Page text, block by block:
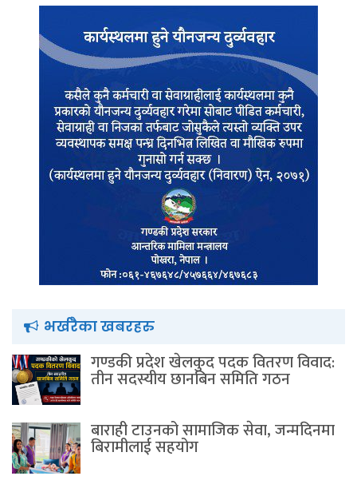
भर्खरैका खबरहरु
गण्डकी प्रदेश खेलकुद पदक वितरण विवाद:
तीन सदस्यीय छानबिन समिति गठन
बाराही टाउनको सामाजिक सेवा, जन्मदिनमा
बिरामीलाई सहयोग